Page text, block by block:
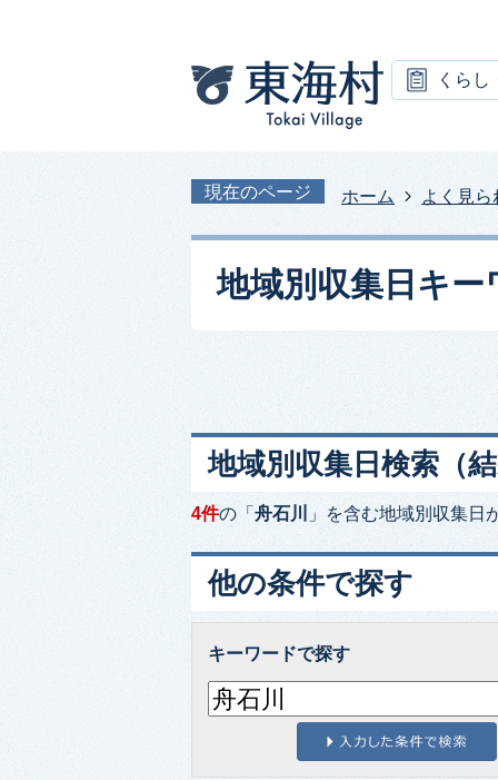
くらし
現在のページ ホーム よく見
地域別収集日キー
地域別収集日検索 （
4件の「 舟石川 」を含む地域別収集日
他の条件で探す
キーワードで探す